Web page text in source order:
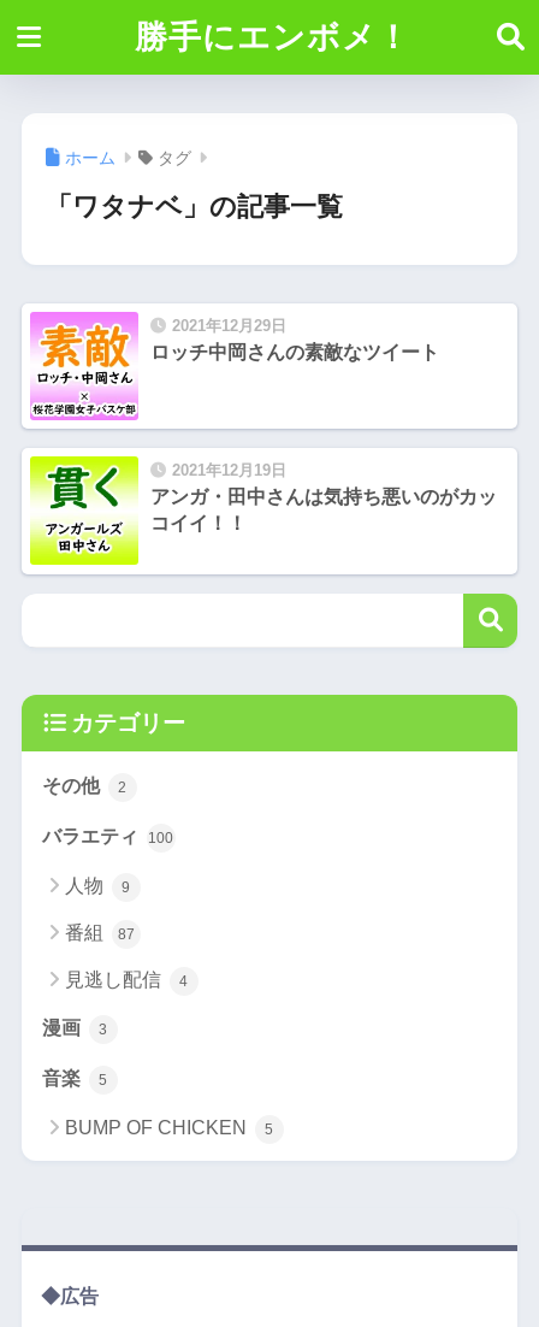
勝手にエンボメ！
ホーム タグ
「ワタナベ」の記事一覧
2021年12月29日
ロッチ中岡さんの素敵なツイート
2021年12月19日
アンガ・田中さんは気持ち悪いのがカッ
コイイ！！
カテゴリー
その他 2
バラエティ 100
人物 9
番組 87
見逃し配信 4
漫画 3
音楽 5
BUMP OF CHICKEN 5
◆広告